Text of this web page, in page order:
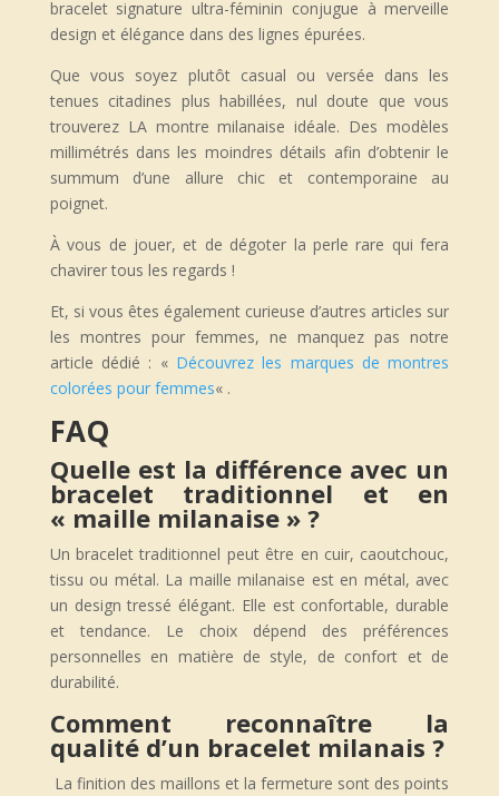
bracelet signature ultra-féminin conjugue à merveille
design et élégance dans des lignes épurées.
Que vous soyez plutôt casual ou versée dans les
tenues citadines plus habillées, nul doute que vous
trouverez LA montre milanaise idéale. Des modèles
millimétrés dans les moindres détails afin d’obtenir le
summum d’une allure chic et contemporaine au
poignet.
À vous de jouer, et de dégoter la perle rare qui fera
chavirer tous les regards !
Et, si vous êtes également curieuse d’autres articles sur
les montres pour femmes, ne manquez pas notre
article dédié : « Découvrez les marques de montres
colorées pour femmes« .
FAQ
Quelle est la différence avec un
bracelet traditionnel et en
« maille milanaise » ?
Un bracelet traditionnel peut être en cuir, caoutchouc,
tissu ou métal. La maille milanaise est en métal, avec
un design tressé élégant. Elle est confortable, durable
et tendance. Le choix dépend des préférences
personnelles en matière de style, de confort et de
durabilité.
Comment reconnaître la
qualité d’un bracelet milanais ?
La finition des maillons et la fermeture sont des points